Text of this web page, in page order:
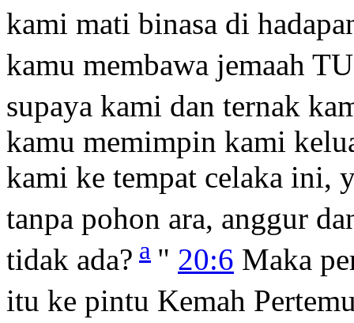
kami mati binasa di
kamu membawa jemaah
supaya kami dan ternak
kamu memimpin kami
kami ke tempat celaka ini,
tanpa pohon ara, anggur
tidak ada? a " 20:6 Maka
itu ke pintu Kemah